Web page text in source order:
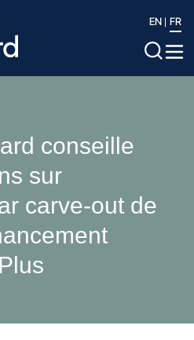
EN FR
conseille
sur
carve-out de